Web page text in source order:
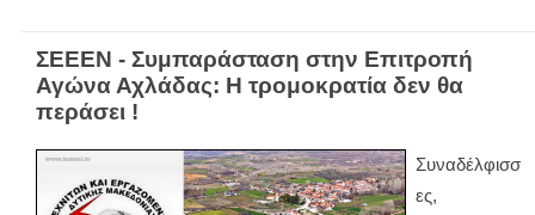
ΣΕΕΕΝ - Συμπαράσταση στην Επιτροπή
Αγώνα Αχλάδας: Η τρομοκρατία δεν θα
περάσει !
Συναδέλφισσ
ες,